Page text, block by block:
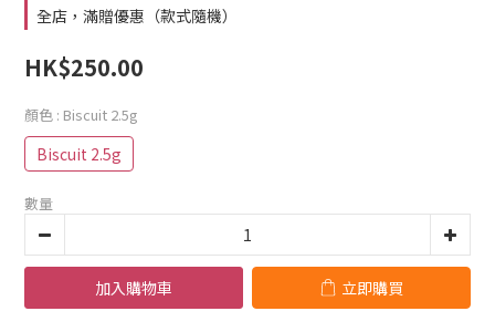
全店，滿贈優惠（款式隨機）
HK$250.00
顏色 : Biscuit 2.5g
Biscuit 2.5g
數量
加入購物車 立即購買